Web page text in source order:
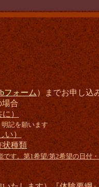
フォーム）までお申し込
合
に）
記を願います
い）
状種類
です。第1希望/第2希望の日付